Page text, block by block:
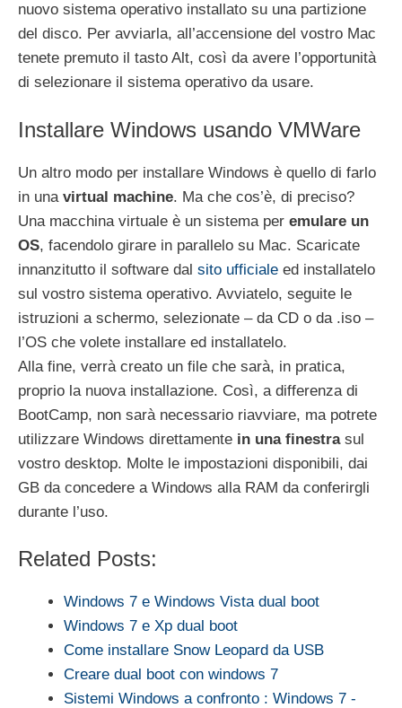
nuovo sistema operativo installato su una partizione
del disco. Per avviarla, all’accensione del vostro Mac
tenete premuto il tasto Alt, così da avere l’opportunità
di selezionare il sistema operativo da usare.
Installare Windows usando VMWare
Un altro modo per installare Windows è quello di farlo
in una virtual machine. Ma che cos’è, di preciso?
Una macchina virtuale è un sistema per emulare un
OS, facendolo girare in parallelo su Mac. Scaricate
innanzitutto il software dal sito ufficiale ed installatelo
sul vostro sistema operativo. Avviatelo, seguite le
istruzioni a schermo, selezionate – da CD o da .iso –
l’OS che volete installare ed installatelo.
Alla fine, verrà creato un file che sarà, in pratica,
proprio la nuova installazione. Così, a differenza di
BootCamp, non sarà necessario riavviare, ma potrete
utilizzare Windows direttamente in una finestrasul
vostro desktop. Molte le impostazioni disponibili, dai
GB da concedere a Windows alla RAM da conferirgli
durante l’uso.
Related Posts:
Windows 7 e Windows Vista dual boot
Windows 7 e Xp dual boot
Come installare Snow Leopard da USB
Creare dual boot con windows 7
Sistemi Windows a confronto : Windows 7 -